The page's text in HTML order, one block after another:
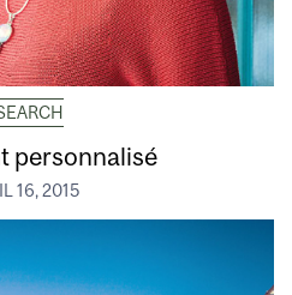
personnalisé
16, 2015